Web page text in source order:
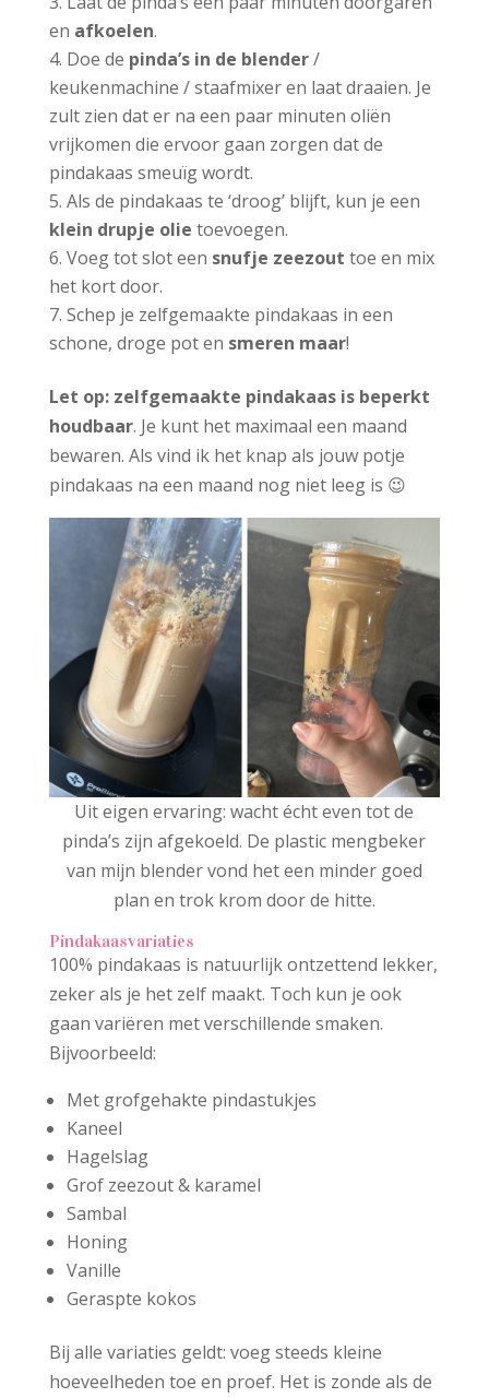
en afkoelen.
Doe de pinda’s in de blender/
keukenmachine / staafmixer en laat draaien. Je
zult zien dat er na een paar minuten oliën
vrijkomen die ervoor gaan zorgen dat de
pindakaas smeuïg wordt.
Als de pindakaas te ‘droog’ blijft, kun je een
klein drupje olie toevoegen.
Voeg tot slot een snufje zeezout toe en mix
het kort door.
Schep je zelfgemaakte pindakaas in een
schone, droge pot en smeren maar!
Let op: zelfgemaakte pindakaas is beperkt
houdbaar. Je kunt het maximaal een maand
bewaren. Als vind ik het knap als jouw potje
pindakaas na een maand nog niet leeg is 😉
Uit eigen ervaring: wacht écht even tot de
pinda’s zijn afgekoeld. De plastic mengbeker
van mijn blender vond het een minder goed
plan en trok krom door de hitte.
Pindakaasvariaties
100% pindakaas is natuurlijk ontzettend lekker,
zeker als je het zelf maakt. Toch kun je ook
gaan variëren met verschillende smaken.
Bijvoorbeeld:
Met grofgehakte pindastukjes
Kaneel
Hagelslag
Grof zeezout & karamel
Sambal
Honing
Vanille
Geraspte kokos
Bij alle variaties geldt: voeg steeds kleine
hoeveelheden toe en proef. Het is zonde als de